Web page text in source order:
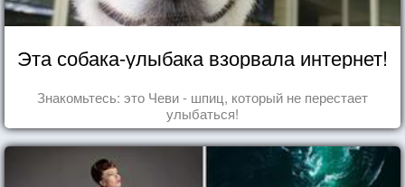
Эта собака-улыбака взорвала интернет!
Знакомьтесь: это Чеви - шпиц, который не перестает
улыбаться!